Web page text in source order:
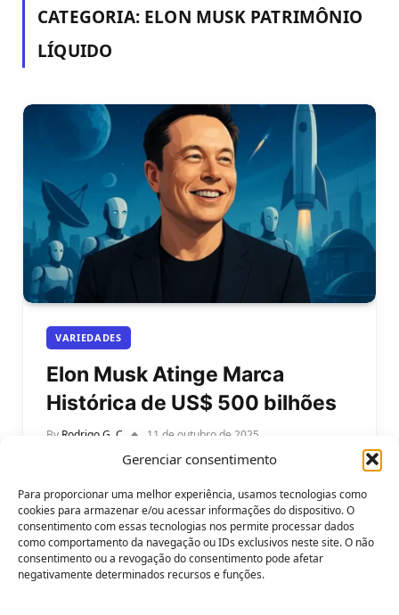
Gerenciar consentimento
Para proporcionar uma melhor experiência, usamos tecnologias como
cookies para armazenar e/ou acessar informações do dispositivo. O
consentimento com essas tecnologias nos permite processar dados
como comportamento da navegação ou IDs exclusivos neste site. O não
consentimento ou a revogação do consentimento pode afetar
negativamente determinados recursos e funções.
CATEGORIA: ELON MUSK PATRIMÔNIO
LÍQUIDO
VARIEDADES
Elon Musk Atinge Marca
Histórica de US$ 500 bilhões
By Rodrigo G. C 11 de outubro de 2025
A fortuna de Elon Musk atinge recentemente a
marca histórica: US$ 500 bilhões, tornando-o o
primeiro ser humano da história…